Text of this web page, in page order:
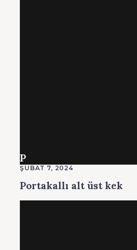
P
ŞUBAT 7, 2024
Portakallı alt üst kek